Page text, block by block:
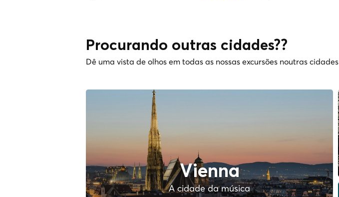
Procurando outras cidades??
Dê uma vista de olhos em todas as nossas excursões noutras cidades
Vienna
A cidade da música